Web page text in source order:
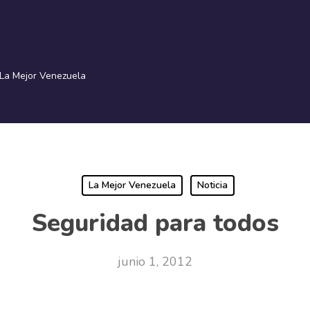
La Mejor Venezuela
La Mejor Venezuela Noticia
Seguridad para todos
junio 1, 2012